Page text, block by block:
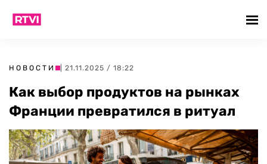
НОВОСТИ | 21.11.2025 / 18:22
Как выбор продуктов на рынках
Франции превратился в ритуал